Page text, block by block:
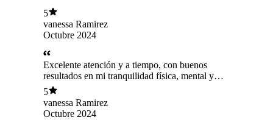
5
vanessa Ramirez
Octubre 2024
Excelente atención y a tiempo, con buenos
resultados en mi tranquilidad física, mental y
espiritual.
5
vanessa Ramirez
Octubre 2024